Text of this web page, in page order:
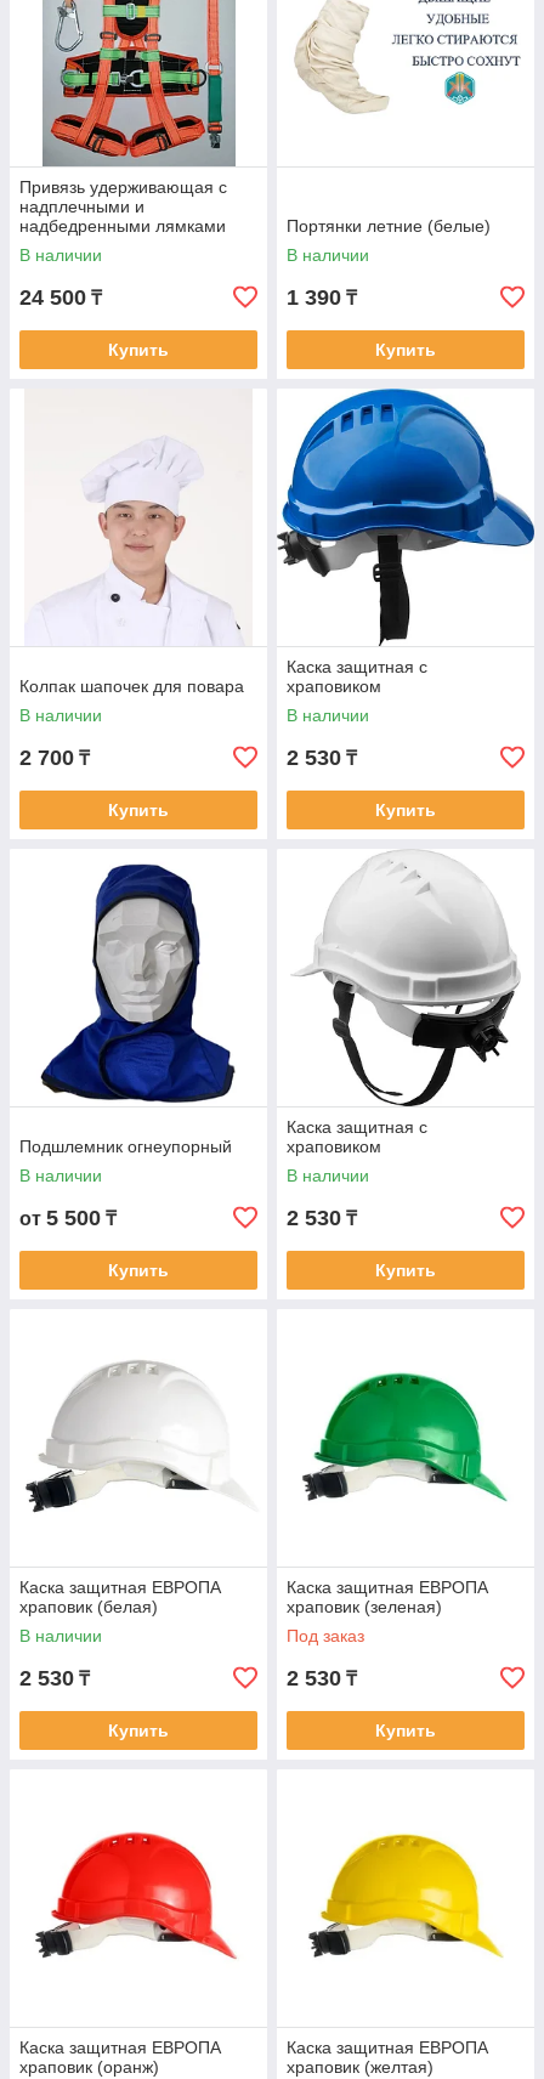
Привязь удерживающая с
надплечными и
надбедренными лямками
В наличии
24 500 ₸
Купить
Портянки летние (белые)
В наличии
1 390 ₸
Купить
Колпак шапочек для повара
В наличии
2 700 ₸
Купить
Каска защитная с
храповиком
В наличии
2 530 ₸
Купить
Подшлемник огнеупорный
В наличии
от 5 500 ₸
Купить
Каска защитная с
храповиком
В наличии
2 530 ₸
Купить
Каска защитная ЕВРОПА
храповик (белая)
В наличии
2 530 ₸
Купить
Каска защитная ЕВРОПА
храповик (зеленая)
Под заказ
2 530 ₸
Купить
Каска защитная ЕВРОПА
храповик (оранж)
Каска защитная ЕВРОПА
храповик (желтая)